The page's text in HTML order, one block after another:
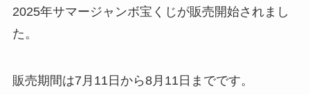
2025年サマージャンボ宝くじが販売開始されまし
た。
販売期間は7月11日から8月11日までです。